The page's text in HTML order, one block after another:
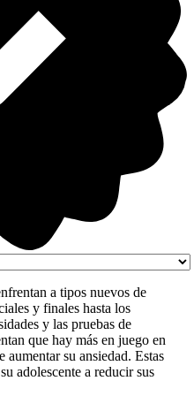
a tipos nuevos de
y finales hasta los
y las pruebas de
que hay más en juego en
aumentar su ansiedad. Estas
adolescente a reducir sus